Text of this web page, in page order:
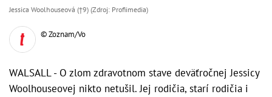
Jessica Woolhouseová (†9) (Zdroj: Profiimedia)
© Zoznam/Vo
WALSALL - O zlom zdravotnom stave deväťročnej Jessicy
Woolhouseovej nikto netušil. Jej rodičia, starí rodičia i